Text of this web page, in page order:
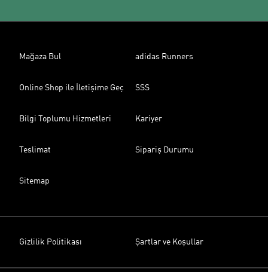
Mağaza Bul adidas Runners
Online Shop ile İletişime Geç SSS
Bilgi Toplumu Hizmetleri Kariyer
Teslimat Sipariş Durumu
Sitemap
Gizlilik Politikası Şartlar ve Koşullar